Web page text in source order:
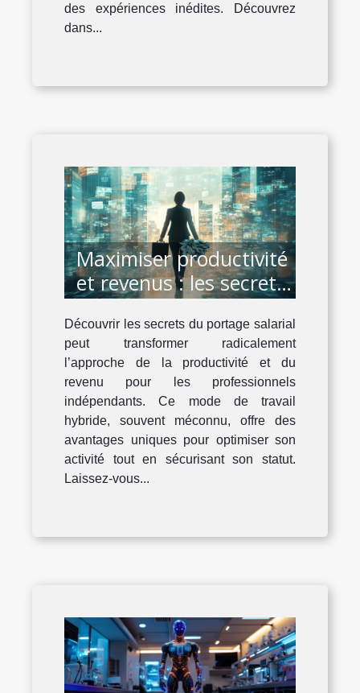
des expériences inédites. Découvrez
dans...
Maximiser productivité
et revenus : les secrets
du portage salarial
Découvrir les secrets du portage salarial
peut transformer radicalement
l’approche de la productivité et du
revenu pour les professionnels
indépendants. Ce mode de travail
hybride, souvent méconnu, offre des
avantages uniques pour optimiser son
activité tout en sécurisant son statut.
Laissez-vous...